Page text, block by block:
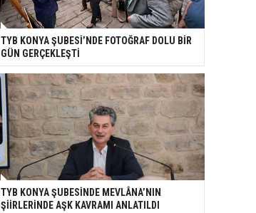
TYB KONYA ŞUBESİ’NDE FOTOĞRAF DOLU BİR
GÜN GERÇEKLEŞTİ
TYB KONYA ŞUBESİNDE MEVLÂNA’NIN
ŞİİRLERİNDE AŞK KAVRAMI ANLATILDI